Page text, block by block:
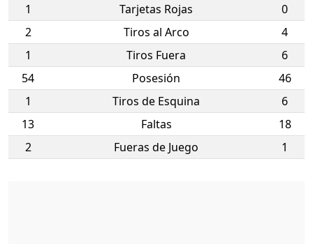
1
Tarjetas Rojas
0
2
Tiros al Arco
4
1
Tiros Fuera
6
54
Posesión
46
1
Tiros de Esquina
6
13
Faltas
18
2
Fueras de Juego 1